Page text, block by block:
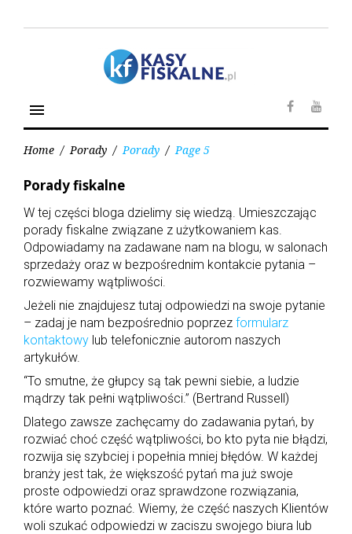
menu
F
o
k
Y
Home / Porady / Porady / Page 5
K
a
t
e
g
o
r
a
:
P
o
r
a
y
Porady fiskalne
W tej części bloga dzielimy się wiedzą. Umieszczając
porady fiskalne związane z użytkowaniem kas.
Odpowiadamy na zadawane nam na blogu, w salonach
sprzedaży oraz w bezpośrednim kontakcie pytania –
rozwiewamy wątpliwości.
Jeżeli nie znajdujesz tutaj odpowiedzi na swoje pytanie
– zadaj je nam bezpośrednio poprzez formularz
kontaktowy lub telefonicznie autorom naszych
artykułów.
“To smut­ne, że głup­cy są tak pew­ni siebie, a ludzie
mądrzy tak pełni wątpliwości.” (Bertrand Russell)
Dlatego zawsze zachęcamy do zadawania pytań, by
rozwiać choć część wątpliwości, bo kto pyta nie błądzi,
rozwija się szybciej i popełnia mniej błędów. W każdej
branży jest tak, że większość pytań ma już swoje
proste odpowiedzi oraz sprawdzone rozwiązania,
które warto poznać. Wiemy, że część naszych Klientów
woli szukać odpowiedzi w zaciszu swojego biura lub